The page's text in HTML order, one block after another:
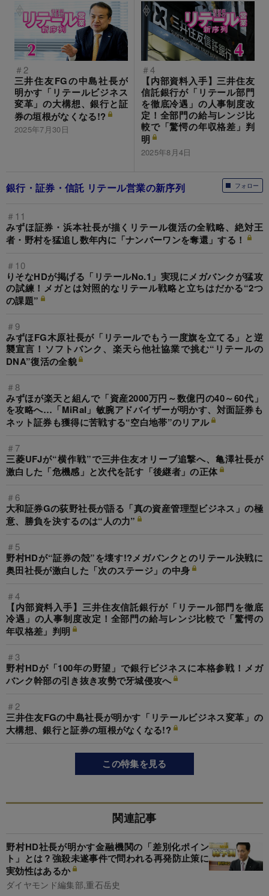
＃2
三井住友FGの中島社長が
明かす「リテールビジネス
変革」の大構想、銀行と証
券の垣根がなくなる!?
2025年7月30日
＃4
【内部資料入手】三井住友
信託銀行が「リテール部門
を徹底冷遇」の人事制度改
定！全部門の給与レンジ比
較で「驚愕の年収格差」判
明
2025年8月4日
フォロー
銀行・証券・信託 リテール営業の新序列
＃11
みずほ証券・浜本社長が描くリテール復活の全戦略、絶対王
者・野村を猛追し数年内に「ナンバーワンを奪還」する！
＃10
りそなHDが掲げる「リテールNo.1」実現にメガバンクが猛攻
の試練！メガとは対照的なリテール戦略と立ちはだかる“2つ
の課題”
＃9
みずほFG木原社長が「リテールでもう一度旗を立てる」と逆
襲宣言！ソフトバンク、楽天ら他社協業で挑む“リテールの
DNA”復活の全貌
＃8
みずほが楽天と組んで「資産2000万円～数億円の40～60代」
を攻略へ…「MiRaI」敏腕アドバイザーが明かす、対面証券も
ネット証券も獲得に苦戦する“空白地帯”のリアル
＃7
三菱UFJが“横作戦”で三井住友オリーブ追撃へ、亀澤社長が
激白した「危機感」と次代を託す「後継者」の正体
＃6
大和証券Gの荻野社長が語る「真の資産管理型ビジネス」の極
意、勝負を決するのは“人の力”
＃5
野村HDが“証券の殻”を壊す!?メガバンクとのリテール決戦に
奥田社長が激白した「次のステージ」の中身
＃4
【内部資料入手】三井住友信託銀行が「リテール部門を徹底
冷遇」の人事制度改定！全部門の給与レンジ比較で「驚愕の
年収格差」判明
＃3
野村HDが「100年の野望」で銀行ビジネスに本格参戦！メガ
バンク幹部の引き抜き攻勢で牙城侵攻へ
＃2
三井住友FGの中島社長が明かす「リテールビジネス変革」の
大構想、銀行と証券の垣根がなくなる!?
この特集を見る
関連記事
野村HD社長が明かす金融機関の「差別化ポイン
ト」とは？強殺未遂事件で問われる再発防止策に
実効性はあるか
ダイヤモンド編集部,重石岳史